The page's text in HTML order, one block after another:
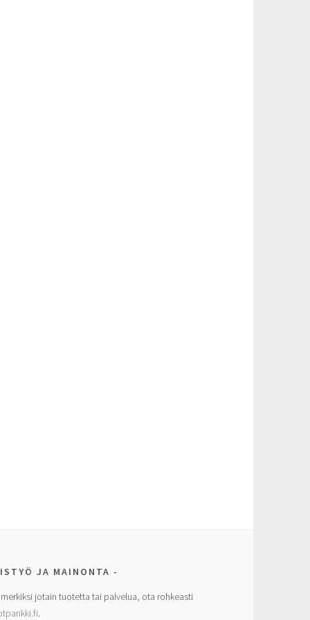
JA MAINONTA
jotain tuotetta tai palvelua, ota rohkeasti
.